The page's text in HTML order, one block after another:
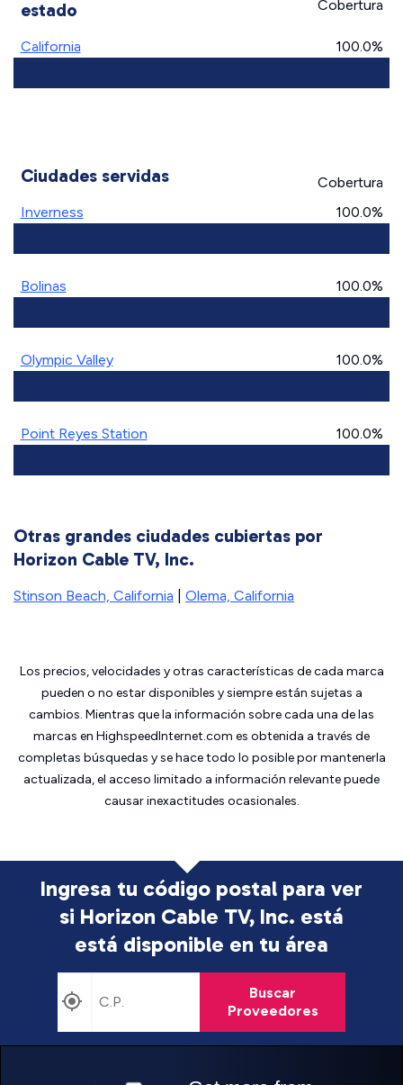
estado Cobertura
California 100.0%
Ciudades servidas
Cobertura
Inverness
100.0%
Bolinas 100.0%
Olympic Valley 100.0%
Point Reyes Station 100.0%
Otras grandes ciudades cubiertas por
Horizon Cable TV, Inc.
Stinson Beach, California Olema, California
Los precios, velocidades y otras características de cada marca
pueden o no estar disponibles y siempre están sujetas a
cambios. Mientras que la información sobre cada una de las
marcas en HighspeedInternet.com es obtenida a través de
completas búsquedas y se hace todo lo posible por mantenerla
actualizada, el acceso limitado a información relevante puede
causar inexactitudes ocasionales.
Ingresa tu código postal para ver
si Horizon Cable TV, Inc. está
está disponible en tu área
Buscar
Proveedores